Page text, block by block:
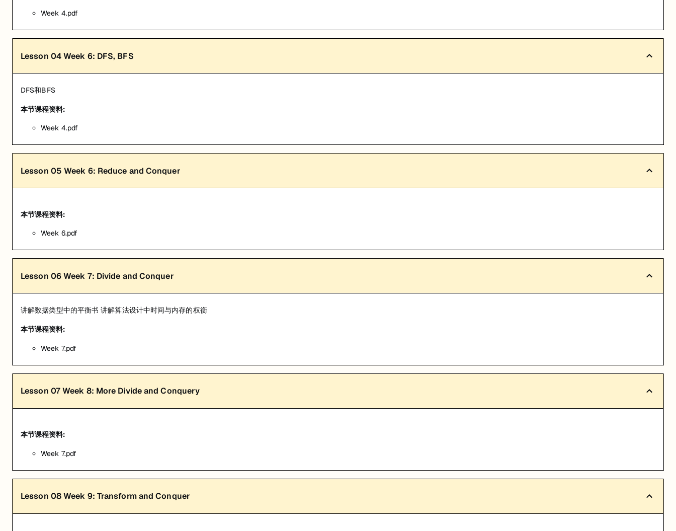
Week 4.pdf
Lesson 04Week 6: DFS, BFS
DFS和BFS
本节课程资料:
Week 4.pdf
Lesson 05 Week 6: Reduce and Conquer
本节课程资料:
Week 6.pdf
Lesson 06Week 7: Divide and Conquer
讲解数据类型中的平衡书 讲解算法设计中时间与内存的权衡
本节课程资料:
Week 7.pdf
Lesson 07Week 8: More Divide and Conquery
本节课程资料:
Week 7.pdf
Lesson 08Week 9: Transform and Conquer